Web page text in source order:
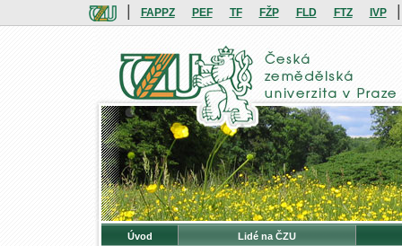
FAPPZ PEF TF FŽP FLD FTZ IVP
Úvod Lidé na ČZU